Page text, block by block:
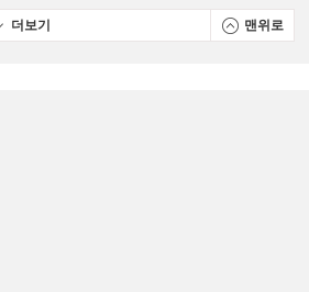
더보기 맨위로